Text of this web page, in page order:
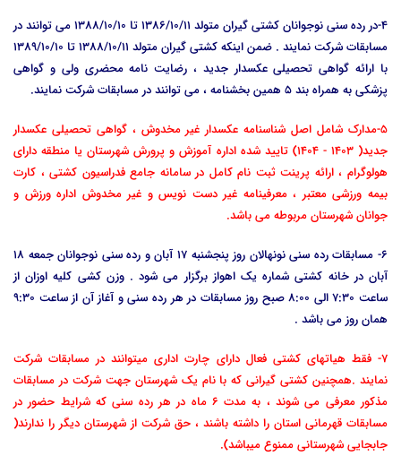
4-در رده سنی نوجوانان کشتی گیران متولد 1386/10/11 تا 1388/10/10 می توانند در
مسابقات شرکت نمایند . ضمن اینکه کشتی گیران متولد 1388/10/11 تا 1389/10/10
با ارائه گواهی تحصیلی عکسدار جدید ، رضایت نامه محضری ولی و گواهی
پزشکی به همراه بند 5 همین بخشنامه ، می توانند در مسابقات شرکت نمایند.
5-مدارک شامل اصل شناسنامه عکسدار غیر مخدوش ، گواهی تحصیلی عکسدار
جدید( 1403 - 1404) تایید شده اداره آموزش و پرورش شهرستان یا منطقه دارای
هولوگرام ، ارائه پرینت ثبت نام کامل در سامانه جامع فدراسیون کشتی ، کارت
بیمه ورزشی معتبر ، معرفینامه غیر دست نویس و غیر مخدوش اداره ورزش و
جوانان شهرستان مربوطه می باشد.
6- مسابقات رده سنی نونهالان روز پنجشنبه 17 آبان و رده سنی نوجوانان جمعه 18
آبان در خانه کشتی شماره یک اهواز برگزار می شود . وزن کشی کلیه اوزان از
ساعت 7:30 الی 8:00 صبح روز مسابقات در هر رده سنی و آغاز آن از ساعت 9:30
همان روز می باشد .
7- فقط هیاتهای کشتی فعال دارای چارت اداری میتوانند در مسابقات شرکت
نمایند .همچنین کشتی گیرانی که با نام یک شهرستان جهت شرکت در مسابقات
مذکور معرفی می شوند ، به مدت 6 ماه در هر رده سنی که شرایط حضور در
مسابقات قهرمانی استان را داشته باشند ، حق شرکت از شهرستان دیگر را ندارند(
جابجایی شهرستانی ممنوع میباشد).